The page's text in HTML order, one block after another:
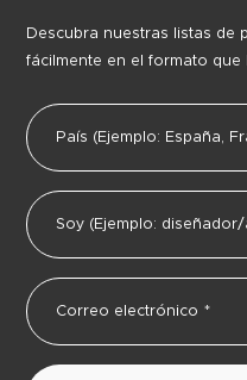
Descubra nuestras listas de
fácilmente en el formato que